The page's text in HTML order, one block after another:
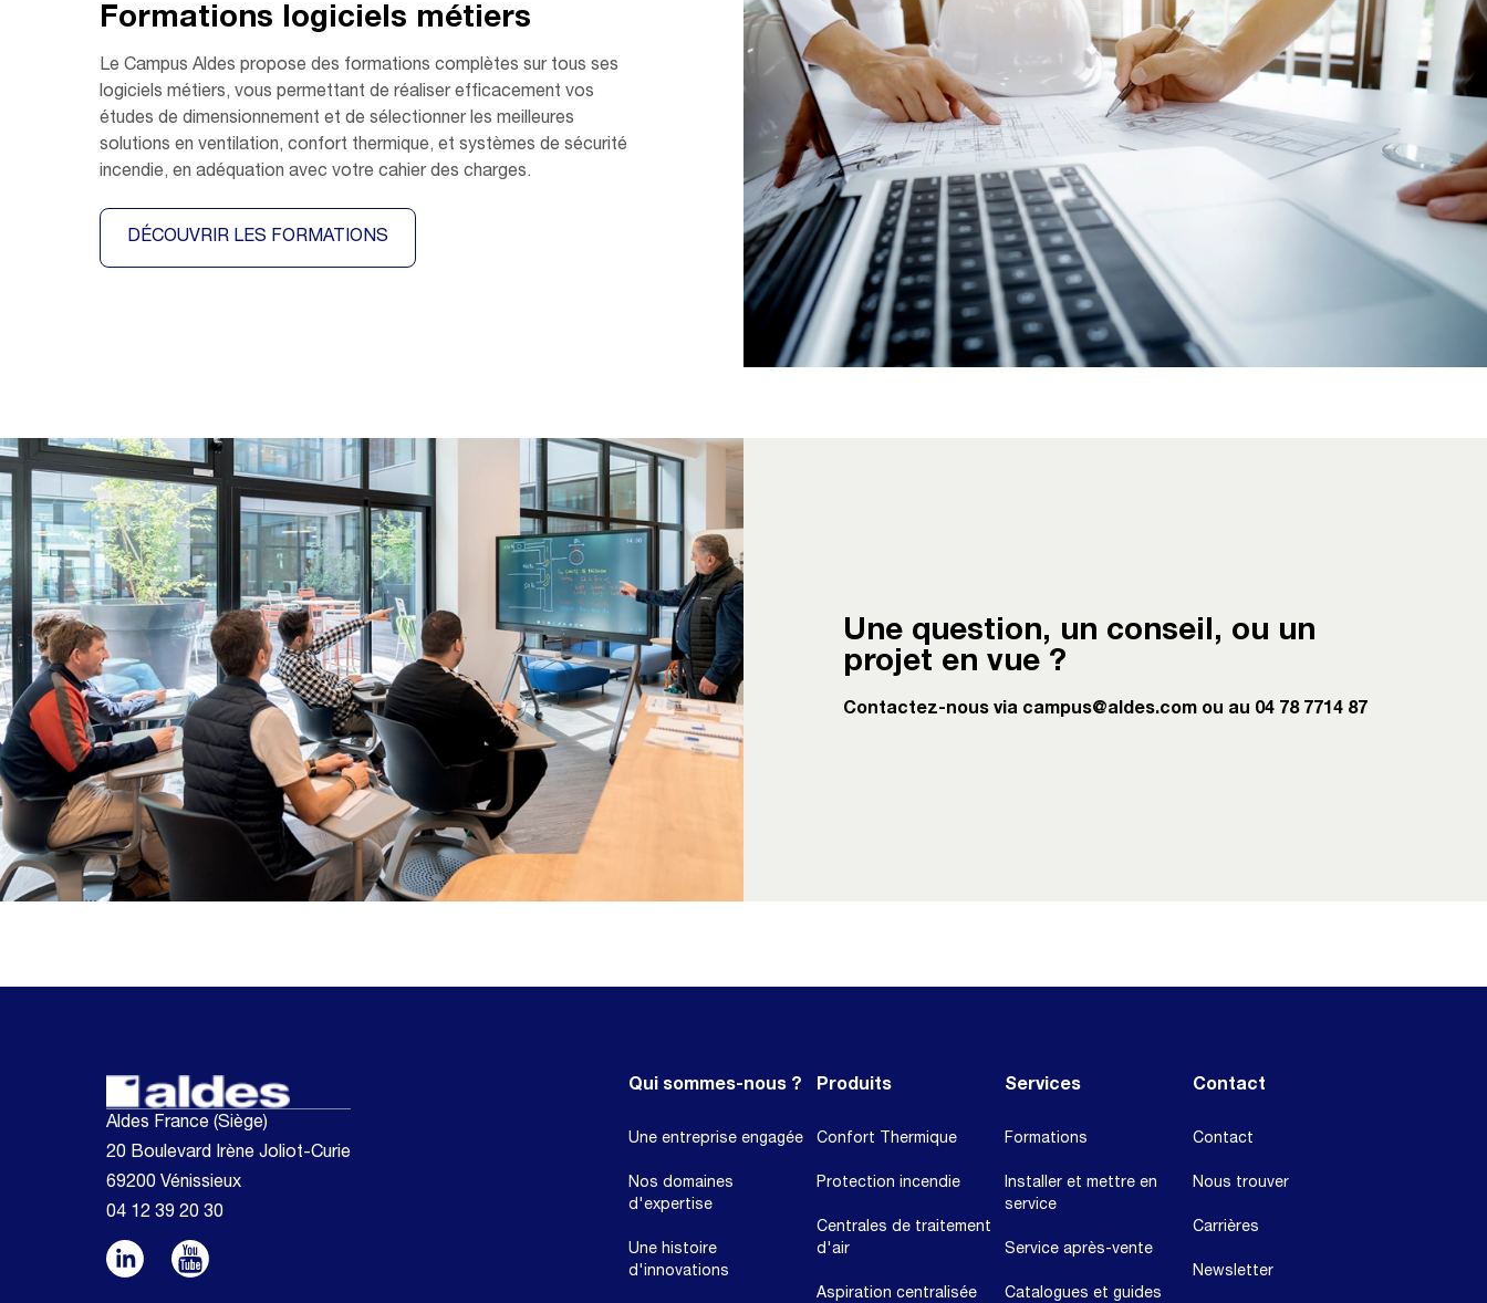
Formations logiciels métiers
Le Campus Aldes propose des formations complètes sur tous ses
logiciels métiers, vous permettant de réaliser efficacement vos
études de dimensionnement et de sélectionner les meilleures
solutions en ventilation, confort thermique, et systèmes de sécurité
incendie, en adéquation avec votre cahier des charges.
DÉCOUVRIR LES FORMATIONS
Une question, un conseil, ou un
projet en vue ?
Contactez-nous via campus@aldes.com ou au 04 78 7714 87
Aldes France (Siège)
20 Boulevard Irène Joliot-Curie
69200 Vénissieux
04 12 39 20 30
Qui sommes-nous ?
Une entreprise engagée
Nos domaines
d'expertise
Une histoire
d'innovations
Produits
Confort Thermique
Protection incendie
Centrales de traitement
d'air
Aspiration centralisée
Services
Formations
Installer et mettre en
service
Service après-vente
Catalogues et guides
Contact
Contact
Nous trouver
Carrières
Newsletter